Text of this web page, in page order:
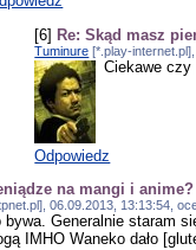
[6] Re: Skąd masz
Tuminure [*.play-
Ciekawe czy
Odpowiedz
na mangi i anime?
06.09.2013, 13:13:54,
bywa. Generalnie staram
IMHO Waneko dało